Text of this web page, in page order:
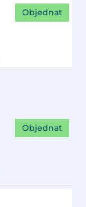
Objednat
Objednat